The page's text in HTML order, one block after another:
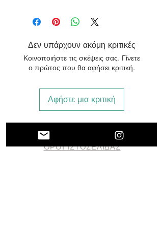
Μη τοξικές βαφές
κολακευτικό σχέδιο
Χωρίς σίδερο
Πλύσιμο στους 30
βαθμούς
Δεν υπάρχουν ακόμη κριτικές
Κοινοποιήστε τις σκέψεις σας. Γίνετε
ο πρώτος που θα αφήσει κριτική.
Αφήστε μια κριτική
ΠΟΛΙΤΙΚΗ ΕΠΙΣΤΡΟΦΩΝ
ΟΡΟΙ ΙΣΤΟΣΕΛΙΔΑΣ